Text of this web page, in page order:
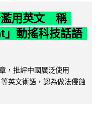
濫用英文 稱
」動搖科技話語
，批評中國廣泛使用
英文術語，認為做法侵蝕